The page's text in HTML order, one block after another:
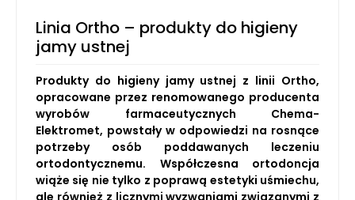
Linia Ortho – produkty do higieny
jamy ustnej
Produkty do higieny jamy ustnej z linii Ortho,
opracowane przez renomowanego producenta
wyrobów farmaceutycznych Chema-
Elektromet, powstały w odpowiedzi na rosnące
potrzeby osób poddawanych leczeniu
ortodontycznemu. Współczesna ortodoncja
wiąże się nie tylko z poprawą estetyki uśmiechu,
ale również z licznymi wyzwaniami związanymi z